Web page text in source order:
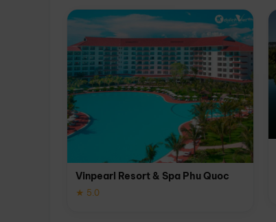
Vinpearl Resort & Spa Phu Quoc
★ 5.0